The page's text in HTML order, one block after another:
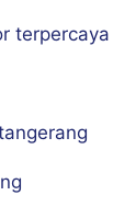
terpercaya